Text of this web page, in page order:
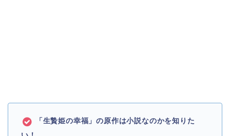
「生贄姫の幸福」の原作は小説なのかを知りた